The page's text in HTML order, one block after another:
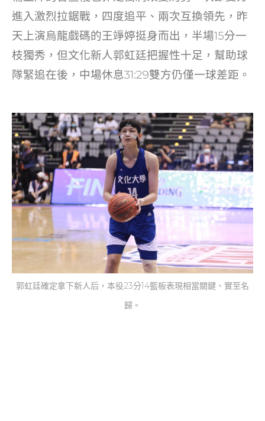
進入激烈拉鋸戰，四度追平、兩次互換領先，昨
天上演烏龍戲碼的王竫婷挺身而出，半場15分一
枝獨秀，但文化新人郭虹廷把握性十足，幫助球
隊緊追在後，中場休息31:29雙方仍僅一球差距。
郭虹廷確定拿下新人后，本役23分14籃板表現相當關鍵、實至名
歸。